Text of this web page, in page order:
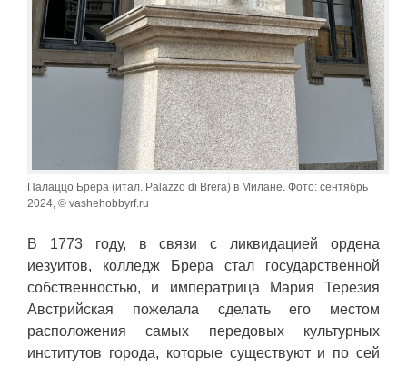
Палаццо Брера (итал. Palazzo di Brera) в Милане. Фото: сентябрь
2024, © vashehobbyrf.ru
В 1773 году, в связи с ликвидацией ордена
иезуитов, колледж Брера стал государственной
собственностью, и императрица Мария Терезия
Австрийская пожелала сделать его местом
расположения самых передовых культурных
институтов города, которые существуют и по сей